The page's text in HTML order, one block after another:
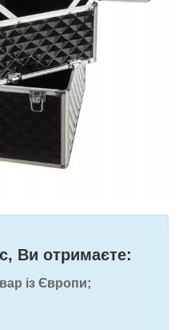
Ви отримаєте:
із Європи;